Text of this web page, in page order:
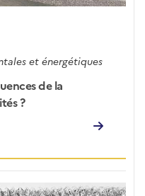
et énergétiques
de la
?